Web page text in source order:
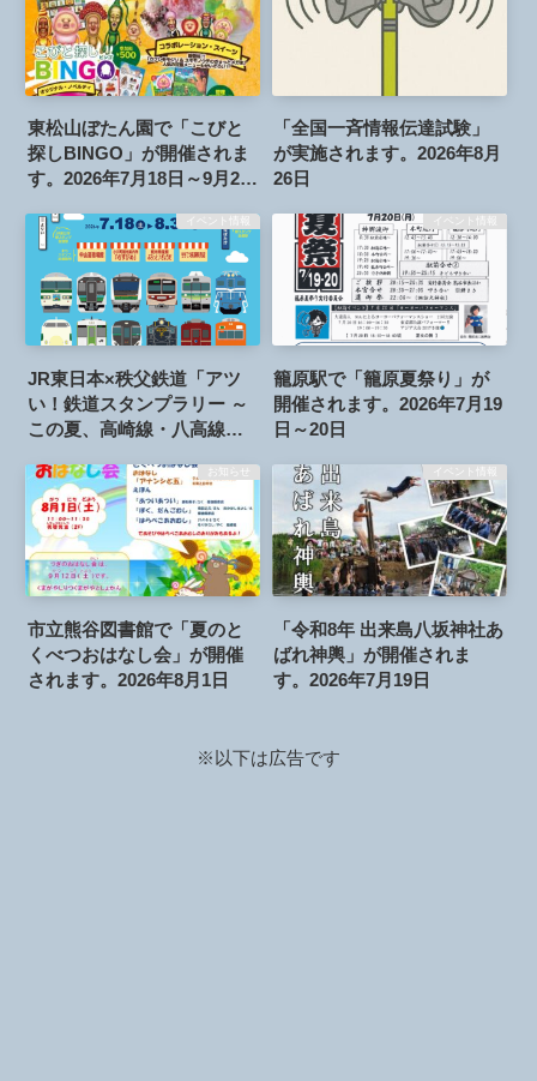
東松山ぼたん園で「こびと
探しBINGO」が開催されま
す。2026年7月18日～9月23
「全国一斉情報伝達試験」
が実施されます。2026年8月
26日
イベント情報
JR東日本×秩父鉄道「アツ
い！鉄道スタンプラリー ～
この夏、高崎線・八高線・
～」が開催されます。2026
年7月18日～8月31日
イベント情報
籠原駅で「籠原夏祭り」が
開催されます。2026年7月19
日～20日
お知らせ
市立熊谷図書館で「夏のと
くべつおはなし会」が開催
されます。2026年8月1日
イベント情報
「令和8年 出来島八坂神社あ
ばれ神輿」が開催されま
す。2026年7月19日
※以下は広告です